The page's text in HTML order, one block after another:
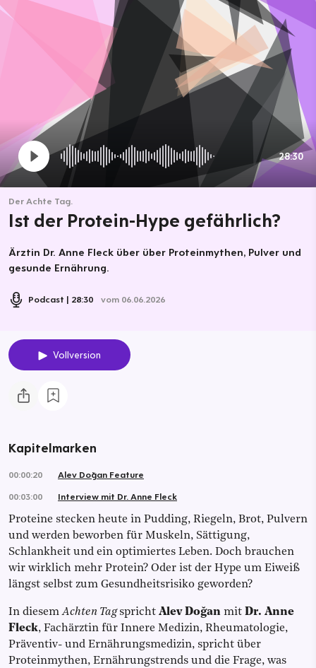
28:30
Der Achte Tag.
Ist der Protein-Hype gefährlich?
Ärztin Dr. Anne Fleck über über Proteinmythen, Pulver und
gesunde Ernährung.
Podcast 28:30 vom 06.06.2026
Vollversion
Kapitelmarken
00:00:20
Alev Doğan Feature
00:03:00
Interview mit Dr. Anne Fleck
Proteine stecken heute in Pudding, Riegeln, Brot, Pulvern
und werden beworben für Muskeln, Sättigung,
Schlankheit und ein optimiertes Leben. Doch brauchen
wir wirklich mehr Protein? Oder ist der Hype um Eiweiß
längst selbst zum Gesundheitsrisiko geworden?
In diesemAchten Tagspricht Alev Doğan mit Dr. Anne
Fleck, Fachärztin für Innere Medizin, Rheumatologie,
Präventiv- und Ernährungsmedizin, spricht über
Proteinmythen, Ernährungstrends und die Frage, was